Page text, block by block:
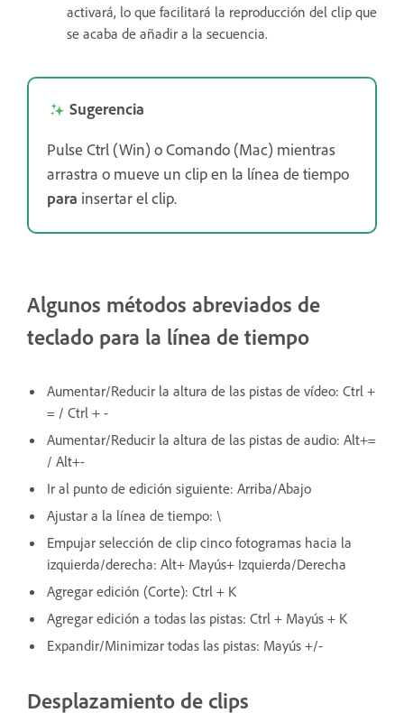
activará, lo que facilitará la reproducción del clip que
se acaba de añadir a la secuencia.
Sugerencia
Pulse Ctrl (Win) o Comando (Mac) mientras
arrastra o mueve un clip en la línea de tiempo
para insertar el clip.
Algunos métodos abreviados de
teclado para la línea de tiempo
Aumentar/Reducir la altura de las pistas de vídeo: Ctrl +
= / Ctrl + -
Aumentar/Reducir la altura de las pistas de audio: Alt+=
/ Alt+-
Ir al punto de edición siguiente: Arriba/Abajo
Ajustar a la línea de tiempo: \
Empujar selección de clip cinco fotogramas hacia la
izquierda/derecha: Alt+ Mayús+ Izquierda/Derecha
Agregar edición (Corte): Ctrl + K
Agregar edición a todas las pistas: Ctrl + Mayús + K
Expandir/Minimizar todas las pistas: Mayús +/-
Desplazamiento de clips